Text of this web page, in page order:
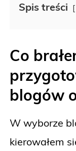
Spis treści
Co
blogów
W wyborze
kierowałem